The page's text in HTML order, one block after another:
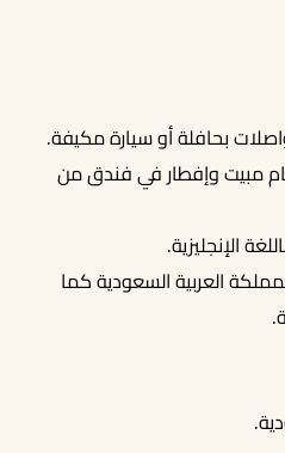
بحافلة أو سيارة مكيفة.
مبيت وإفطار في فندق من
الإنجليزية.
العربية السعودية كما